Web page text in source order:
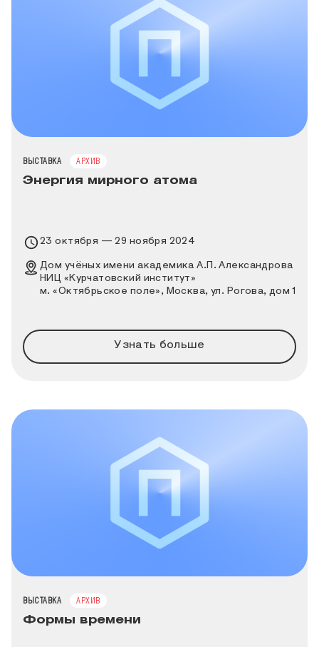
ТИП МЕРОПРИЯТИЯ
ВЫСТАВКА
АРХИВ
Энергия мирного атома
Время проведения выставки
23 октября — 29 ноября 2024
Место проведения выставки
Дом учёных имени академика А.П. Александрова
НИЦ «Курчатовский институт»
м. «Октябрьское поле», Москва, ул. Рогова, дом 1
Узнать больше
ТИП МЕРОПРИЯТИЯ
ВЫСТАВКА
АРХИВ
Формы времени